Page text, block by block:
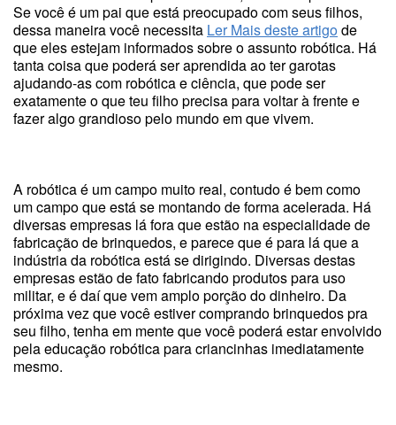
Se você é um pai que está preocupado com seus filhos,
dessa maneira você necessita Ler Mais deste artigode
que eles estejam informados sobre o assunto robótica. Há
tanta coisa que poderá ser aprendida ao ter garotas
ajudando-as com robótica e ciência, que pode ser
exatamente o que teu filho precisa para voltar à frente e
fazer algo grandioso pelo mundo em que vivem.
A robótica é um campo muito real, contudo é bem como
um campo que está se montando de forma acelerada. Há
diversas empresas lá fora que estão na especialidade de
fabricação de brinquedos, e parece que é para lá que a
indústria da robótica está se dirigindo. Diversas destas
empresas estão de fato fabricando produtos para uso
militar, e é daí que vem amplo porção do dinheiro. Da
próxima vez que você estiver comprando brinquedos pra
seu filho, tenha em mente que você poderá estar envolvido
pela educação robótica para criancinhas imediatamente
mesmo.